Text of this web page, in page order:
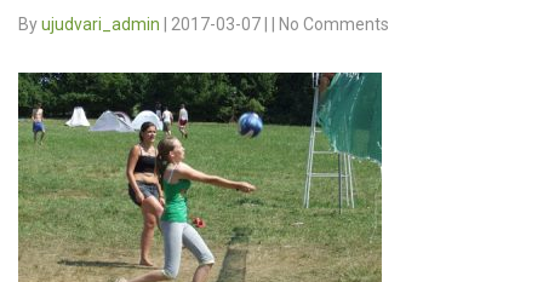
Byujudvari_admin 2017-03-07 No Comments